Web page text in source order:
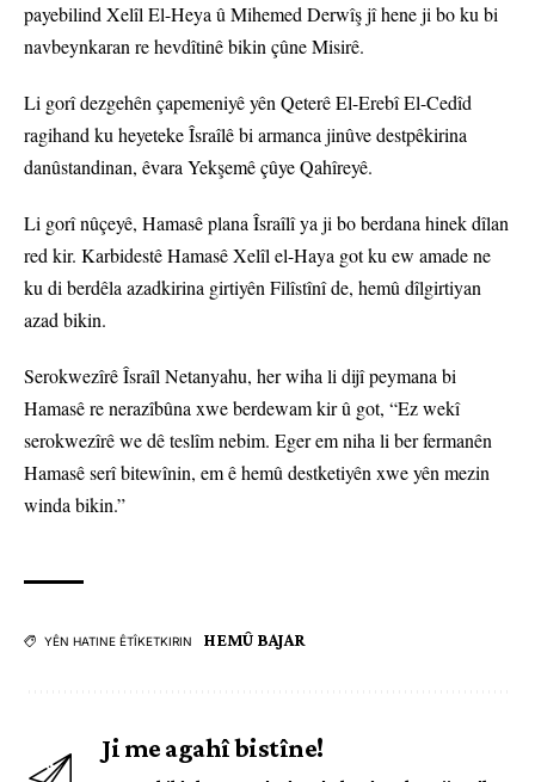
payebilind Xelîl El-Heya û Mihemed Derwîş jî hene ji bo ku bi
navbeynkaran re hevdîtinê bikin çûne Misirê.
Li gorî dezgehên çapemeniyê yên Qeterê El-Erebî El-Cedîd
ragihand ku heyeteke Îsraîlê bi armanca jinûve destpêkirina
danûstandinan, êvara Yekşemê çûye Qahîreyê.
Li gorî nûçeyê, Hamasê plana Îsraîlî ya ji bo berdana hinek dîlan
red kir. Karbidestê Hamasê Xelîl el-Haya got ku ew amade ne
ku di berdêla azadkirina girtiyên Filîstînî de, hemû dîlgirtiyan
azad bikin.
Serokwezîrê Îsraîl Netanyahu, her wiha li dijî peymana bi
Hamasê re nerazîbûna xwe berdewam kir û got, “Ez wekî
serokwezîrê we dê teslîm nebim. Eger em niha li ber fermanên
Hamasê serî bitewînin, em ê hemû destketiyên xwe yên mezin
winda bikin.”
YÊN HATINE ÊTÎKETKIRIN HEMÛ BAJAR
Ji me agahî bistîne!